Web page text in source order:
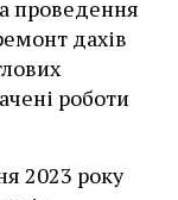
проведення
дахів
роботи
2023 року